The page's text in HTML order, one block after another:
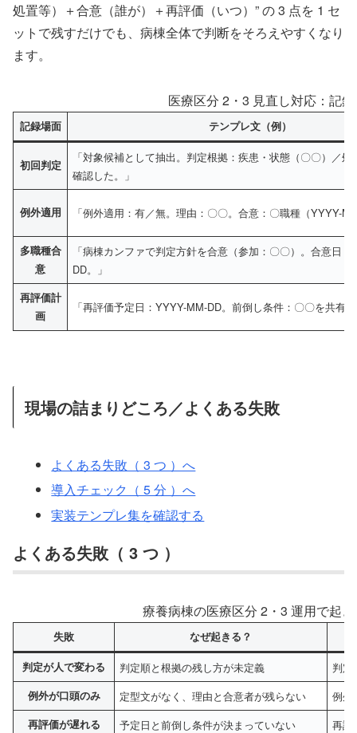
処置等）＋合意（誰が）＋再評価（いつ）” の 3 点を 1 セ
ットで残すだけでも、病棟全体で判断をそろえやすくなり
ます。
医療区分 2・3 見直し対応：記
記録場面 テンプレ文（例）
初回判定
「対象候補として抽出。判定根拠：疾患・状態（〇〇）／
確認した。」
例外適用 「例外適用：有／無。理由：〇〇。合意：〇職種（YYYY-
多職種合
意
「病棟カンファで判定方針を合意（参加：〇〇）。合意日：
DD。」
再評価計
画
「再評価予定日：YYYY-MM-DD。前倒し条件：〇〇を共有
現場の詰まりどころ／よくある失敗
よくある失敗（ 3 つ ）へ
導入チェック（ 5 分 ）へ
実装テンプレ集を確認する
よくある失敗（ 3 つ ）
療養病棟の医療区分 2・3 運用で起
失敗 なぜ起きる？
判定が人で変わる 判定順と根拠の残し方が未定義 判定
例外が口頭のみ 定型文がなく、理由と合意者が残らない 例外
再評価が遅れる 予定日と前倒し条件が決まっていない 再評